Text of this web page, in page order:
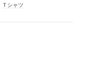
Ｔシャツ